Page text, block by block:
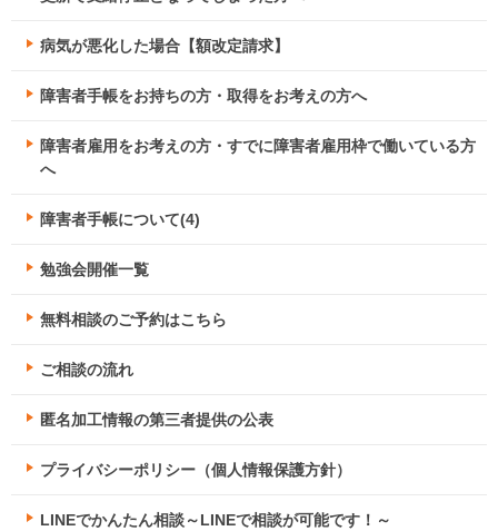
病気が悪化した場合【額改定請求】
障害者手帳をお持ちの方・取得をお考えの方へ
障害者雇用をお考えの方・すでに障害者雇用枠で働いている方
へ
障害者手帳について(4)
勉強会開催一覧
無料相談のご予約はこちら
ご相談の流れ
匿名加工情報の第三者提供の公表
プライバシーポリシー（個人情報保護方針）
LINEでかんたん相談～LINEで相談が可能です！～